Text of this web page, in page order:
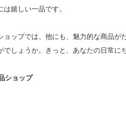
嬉しい一品です。
ップでは、他にも、魅力的な商品
しょうか。きっと、あなたの日常に
ショップ